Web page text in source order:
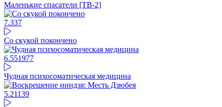
Маленькие спасатели [ТВ-2]
7.337
Со скукой покончено
6.551977
Чудная психосоматическая медицина
5.21139